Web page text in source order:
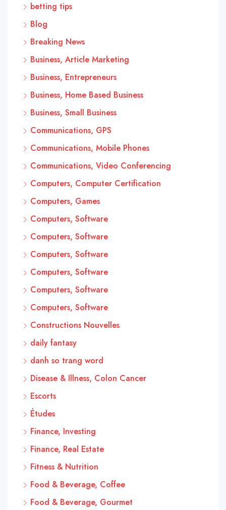
betting tips
Blog
Breaking News
Business, Article Marketing
Business, Entrepreneurs
Business, Home Based Business
Business, Small Business
Communications, GPS
Communications, Mobile Phones
Communications, Video Conferencing
Computers, Computer Certification
Computers, Games
Computers, Software
Computers, Software
Computers, Software
Computers, Software
Computers, Software
Computers, Software
Constructions Nouvelles
daily fantasy
danh so trang word
Disease & Illness, Colon Cancer
Escorts
Études
Finance, Investing
Finance, Real Estate
Fitness & Nutrition
Food & Beverage, Coffee
Food & Beverage, Gourmet